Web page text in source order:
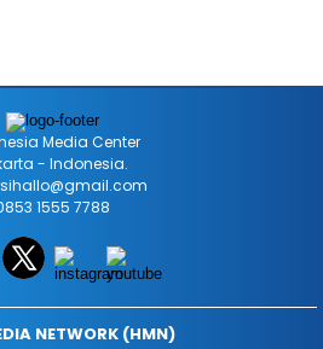
Media Center
- Indonesia.
1555 7788
NETWORK (HMN)